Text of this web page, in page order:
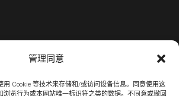
管理同意
用 Cookie 等技术来存储和/或访问设备信息。同意使用这
浏览行为或本网站唯一标识符之类的数据。不同意或撤回